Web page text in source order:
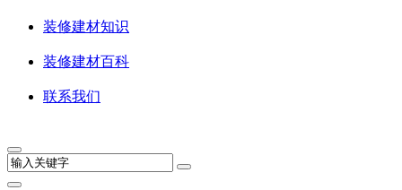
装修建材知识
装修建材百科
联系我们